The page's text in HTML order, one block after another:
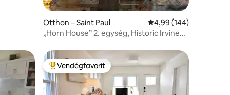
Otthon – Saint Paul Átlagos értékelés: 5/
4,99 (144)
„Horn House” 2. egység, Historic Irvine
Kiemelt vendégfavorit
Vendégfavorit